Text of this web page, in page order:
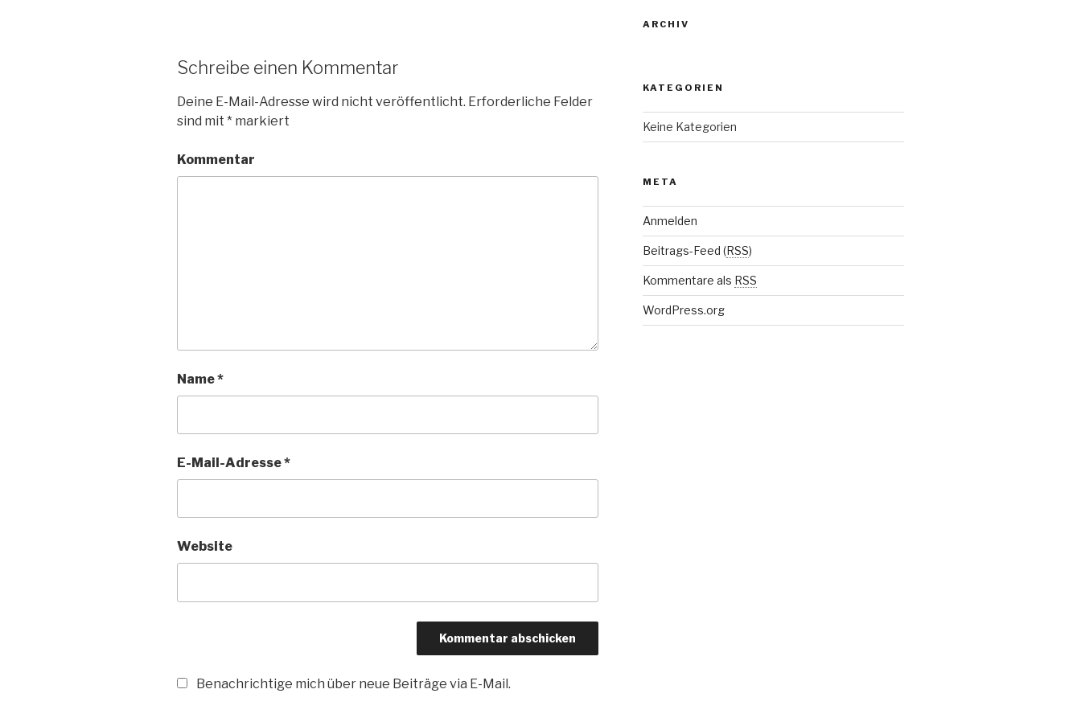
Schreibe einen Kommentar
Deine E-Mail-Adresse wird nicht veröffentlicht. Erforderliche Felder
sind mit * markiert
Kommentar
Name*
E-Mail-Adresse*
Website
Benachrichtige mich über neue Beiträge via E-Mail.
ARCHIV
KATEGORIEN
Keine Kategorien
META
Anmelden
Beitrags-Feed (RSS)
Kommentare als RSS
WordPress.org